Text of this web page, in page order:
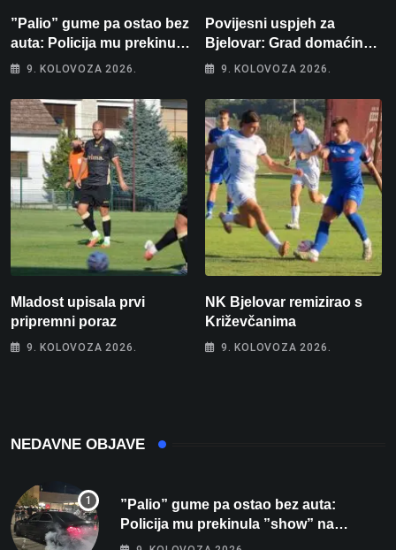
”Palio” gume pa ostao bez
auta: Policija mu prekinula
”show” na parkingu u
9. KOLOVOZA 2026.
Povijesni uspjeh za
Bjelovar: Grad domaćin
Europskog juniorskog
9. KOLOVOZA 2026.
Mladost upisala prvi
pripremni poraz
9. KOLOVOZA 2026.
NK Bjelovar remizirao s
Križevčanima
9. KOLOVOZA 2026.
NEDAVNE OBJAVE
”Palio” gume pa ostao bez auta:
Policija mu prekinula ”show” na
parkingu u Bjelovaru